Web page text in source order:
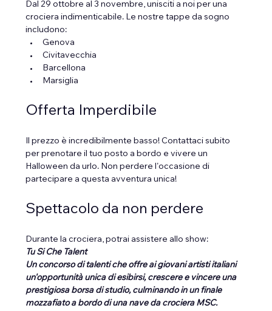
Dal 29 ottobre al 3 novembre, unisciti a noi per una
crociera indimenticabile. Le nostre tappe da sogno
includono:
Genova
Civitavecchia
Barcellona
Marsiglia
Offerta Imperdibile
Il prezzo è incredibilmente basso! Contattaci subito
per prenotare il tuo posto a bordo e vivere un
Halloween da urlo. Non perdere l'occasione di
partecipare a questa avventura unica!
Spettacolo da non perdere
Durante la crociera, potrai assistere allo show:
Tu Si Che Talent
Un concorso di talenti che offre ai giovani artisti italiani
un'opportunità unica di esibirsi, crescere e vincere una
prestigiosa borsa di studio, culminando in un finale
mozzafiato a bordo di una nave da crociera MSC.